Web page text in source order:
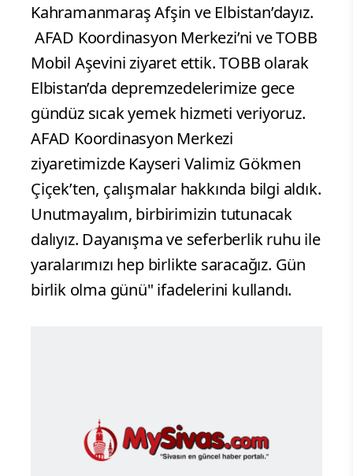
Kahramanmaraş Afşin ve Elbistan’dayız.
AFAD Koordinasyon Merkezi’ni ve TOBB
Mobil Aşevini ziyaret ettik. TOBB olarak
Elbistan’da depremzedelerimize gece
gündüz sıcak yemek hizmeti veriyoruz.
AFAD Koordinasyon Merkezi
ziyaretimizde Kayseri Valimiz Gökmen
Çiçek’ten, çalışmalar hakkında bilgi aldık.
Unutmayalım, birbirimizin tutunacak
dalıyız. Dayanışma ve seferberlik ruhu ile
yaralarımızı hep birlikte saracağız. Gün
birlik olma günü" ifadelerini kullandı.